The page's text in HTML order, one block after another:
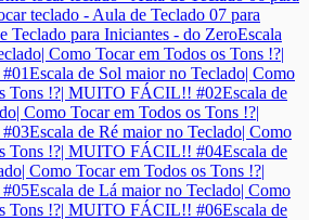
teclado - Aula de Teclado 07 para
Teclado para Iniciantes - do ZeroEscala
Como Tocar em Todos os Tons !?|
Escala de Sol maior no Teclado| Como
Tons !?| MUITO FÁCIL!! #02Escala de
Como Tocar em Todos os Tons !?|
Escala de Ré maior no Teclado| Como
Tons !?| MUITO FÁCIL!! #04Escala de
Como Tocar em Todos os Tons !?|
Escala de Lá maior no Teclado| Como
Tons !?| MUITO FÁCIL!! #06Escala de